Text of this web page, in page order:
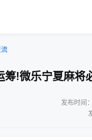
筹!微乐宁夏麻将
发布时间